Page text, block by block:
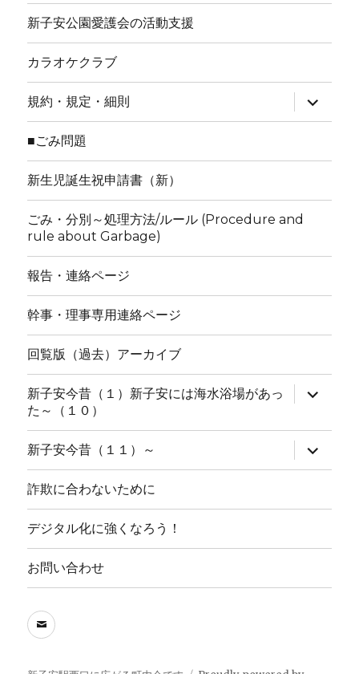
新子安公園愛護会の活動支援
カラオケクラブ
規約・規定・細則
ブ
メ
ー
開
■ごみ問題
新生児誕生祝申請書（新）
ごみ・分別～処理方法/ルール (Procedure and
rule about Garbage)
報告・連絡ページ
幹事・理事専用連絡ページ
回覧版（過去）アーカイブ
新子安今昔（１）新子安には海水浴場があっ
た～（１０）
ブ
ニ
ュ
を
新子安今昔（１１）～
ブ
メ
ー
開
詐欺に合わないために
デジタル化に強くなろう！
お問い合わせ
メ
ル